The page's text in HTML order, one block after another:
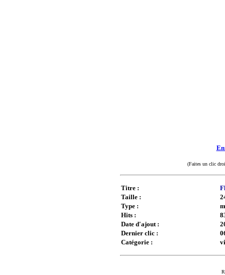
(Faites un clic
Titre :
Taille :
Type :
Hits :
Date d'ajout :
Dernier clic :
Catégorie :